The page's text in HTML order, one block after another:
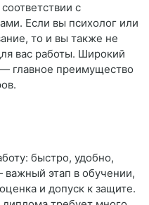
с
Если вы психолог или
то и вы также не
вас работы. Широкий
главное преимущество
быстро, удобно,
этап в обучении,
и допуск к защите.